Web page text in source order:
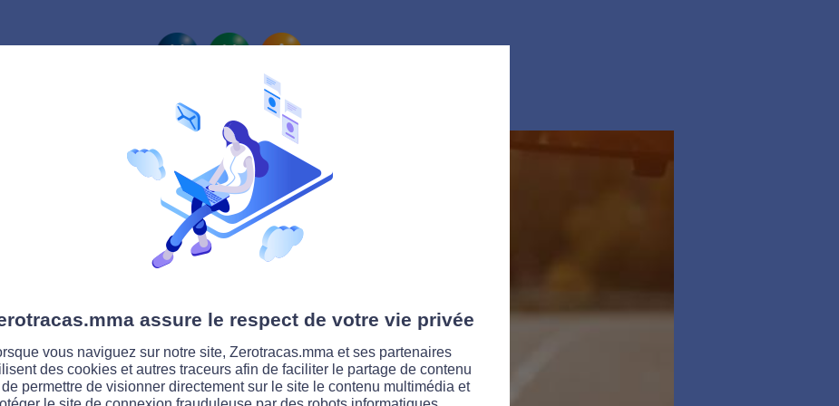
La route Zérotracas
assure le respect de votre vie privée
vous naviguez sur notre site, Zerotracas.mma et ses partenaires
des cookies et autres traceurs afin de faciliter le partage de contenu
permettre de visionner directement sur le site le contenu multimédia et